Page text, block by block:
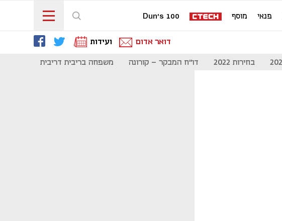
פנאי מוסף Dun's 100
דואר אדום ועידות
בחירות 2022 דו"ח המבקר - קורונה משפחה בריבית דריבית